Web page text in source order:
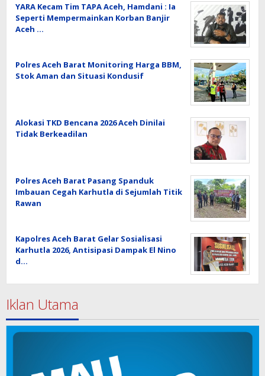
YARA Kecam Tim TAPA Aceh, Hamdani : Ia
Seperti Mempermainkan Korban Banjir
Aceh …
Polres Aceh Barat Monitoring Harga BBM,
Stok Aman dan Situasi Kondusif
Alokasi TKD Bencana 2026 Aceh Dinilai
Tidak Berkeadilan
Polres Aceh Barat Pasang Spanduk
Imbauan Cegah Karhutla di Sejumlah Titik
Rawan
Kapolres Aceh Barat Gelar Sosialisasi
Karhutla 2026, Antisipasi Dampak El Nino
d…
Iklan Utama